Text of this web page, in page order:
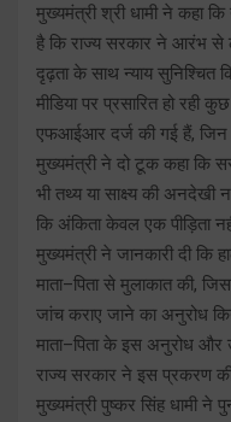
मुख्यमंत्री श्री धामी ने कहा
है कि राज्य सरकार ने आरंभ से
दृढ़ता के साथ न्याय सुनिश्चित
मीडिया पर प्रसारित हो
एफआईआर दर्ज की गई हैं, जिन
मुख्यमंत्री ने दो टूक कहा कि
भी तथ्य या साक्ष्य की अनदेखी
कि अंकिता केवल एक पीड़िता
मुख्यमंत्री ने जानकारी दी कि
माता–पिता से मुलाकात की,
जांच कराए जाने का अनुरोध
माता–पिता के इस अनुरोध और
राज्य सरकार ने इस प्रकरण
मुख्यमंत्री पुष्कर सिंह धामी ने